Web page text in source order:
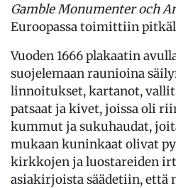
Gamble Monumenter och
Euroopassa toimittiin
Vuoden 1666 plakaatin
suojelemaan raunioina
linnoitukset, kartanot,
patsaat ja kivet, joissa oli
kummut ja sukuhaudat,
mukaan kuninkaat olivat
kirkkojen ja luostareiden
asiakirjoista säädetiin, että